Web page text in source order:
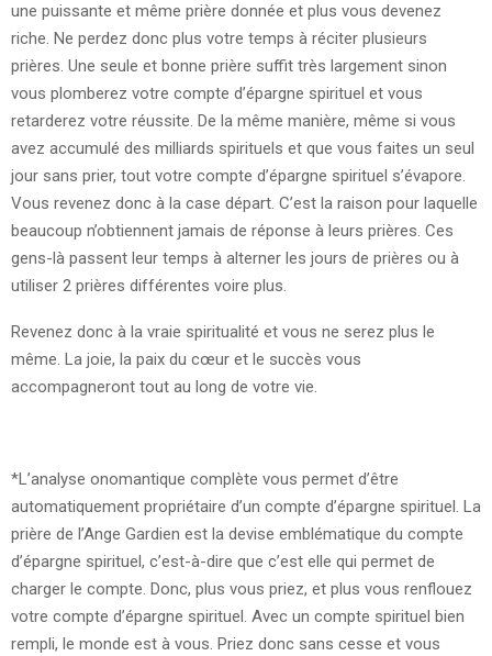
une puissante et même prière donnée et plus vous devenez
riche. Ne perdez donc plus votre temps à réciter plusieurs
prières. Une seule et bonne prière suffit très largement sinon
vous plomberez votre compte d’épargne spirituel et vous
retarderez votre réussite. De la même manière, même si vous
avez accumulé des milliards spirituels et que vous faites un seul
jour sans prier, tout votre compte d’épargne spirituel s’évapore.
Vous revenez donc à la case départ. C’est la raison pour laquelle
beaucoup n’obtiennent jamais de réponse à leurs prières. Ces
gens-là passent leur temps à alterner les jours de prières ou à
utiliser 2 prières différentes voire plus.
Revenez donc à la vraie spiritualité et vous ne serez plus le
même. La joie, la paix du cœur et le succès vous
accompagneront tout au long de votre vie.
*L’analyse onomanti­que complète vous permet d’être
automatiquement propriétaire d’un compte d’épargne spirituel. La
prière de l’Ange Gardien est la devise emblématique du compte
d’épargne spirituel, c’est-à-dire que c’est elle qui permet de
charger le compte. Donc, plus vous priez, et plus vous renflouez
votre compte d’épargne spirituel. Avec un compte spirituel bien
rempli, le monde est à vous. Priez donc sans cesse et vous